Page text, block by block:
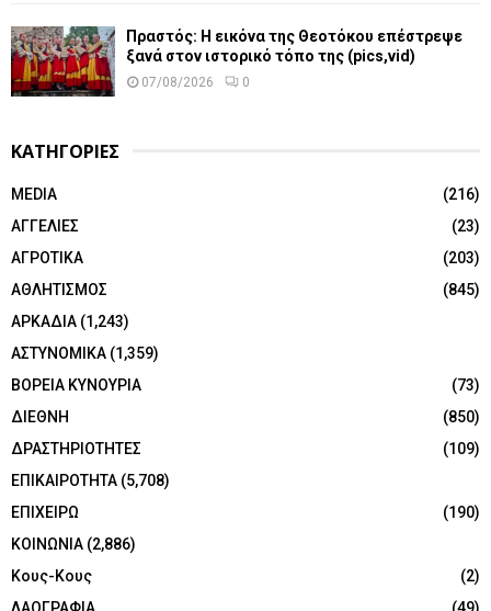
Πραστός: Η εικόνα της Θεοτόκου επέστρεψε
ξανά στον ιστορικό τόπο της (pics,vid)
07/08/2026 0
ΚΑΤΗΓΟΡΙΕΣ
MEDIA
(216)
ΑΓΓΕΛΙΕΣ
(23)
ΑΓΡΟΤΙΚΑ
(203)
ΑΘΛΗΤΙΣΜΟΣ
(845)
ΑΡΚΑΔΙΑ (1,243)
ΑΣΤΥΝΟΜΙΚΑ (1,359)
ΒΟΡΕΙΑ ΚΥΝΟΥΡΙΑ
(73)
ΔΙΕΘΝΗ
(850)
ΔΡΑΣΤΗΡΙΟΤΗΤΕΣ
(109)
ΕΠΙΚΑΙΡΟΤΗΤΑ (5,708)
ΕΠΙΧΕΙΡΩ
(190)
ΚΟΙΝΩΝΙΑ (2,886)
Κους-Κους
(2)
ΛΑΟΓΡΑΦΙΑ
(49)